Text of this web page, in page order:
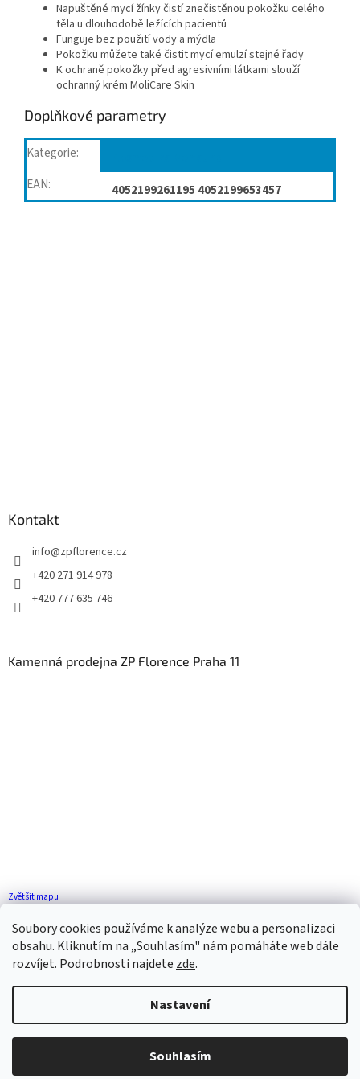
Soubory cookies používáme k analýze webu a personalizaci
obsahu. Kliknutím na „Souhlasím" nám pomáháte web dále
rozvíjet. Podrobnosti najdete zde.
Nastavení
Souhlasím
Napuštěné mycí žínky čistí znečistěnou pokožku celého
těla u dlouhodobě ležících pacientů
Funguje bez použití vody a mýdla
Pokožku můžete také čistit mycí emulzí stejné řady
K ochraně pokožky před agresivními látkami slouží
ochranný krém MoliCare Skin
Doplňkové parametry
Kategorie:
EAN: 4052199261195 4052199653457
Kontakt
info@zpflorence.cz
+420 271 914 978
+420 777 635 746
Kamenná prodejna ZP Florence Praha 11
Zvětšit mapu
Vytvořil Shoptet
ZP FLORENCE. Všechna práva vyhrazena.